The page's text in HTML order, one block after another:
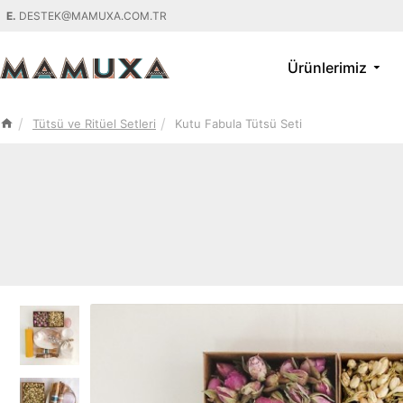
E. DESTEK@MAMUXA.COM.TR
Ürünlerimiz
Tütsü ve Ritüel Setleri Kutu Fabula Tütsü Seti